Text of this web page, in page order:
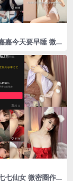
嘉今天要早睡 微
七仙女 微密圈作